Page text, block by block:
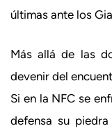
últimas ante los
Más allá de las
devenir del
Si en la NFC se
defensa su